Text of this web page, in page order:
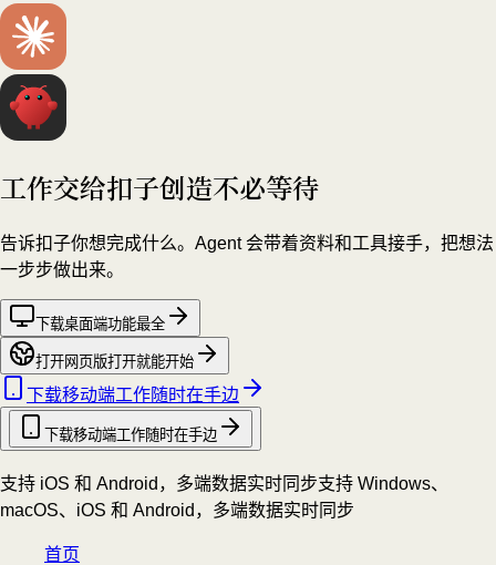
工作交给扣子创造不必等待
告诉扣子你想完成什么。Agent 会带着资料和工具接手，把想法
一步步做出来。
下载桌面端功能最全
打开网页版打开就能开始
下载移动端工作随时在手边
下载移动端工作随时在手边
支持 iOS 和 Android，多端数据实时同步支持 Windows、
macOS、iOS 和 Android，多端数据实时同步
首页